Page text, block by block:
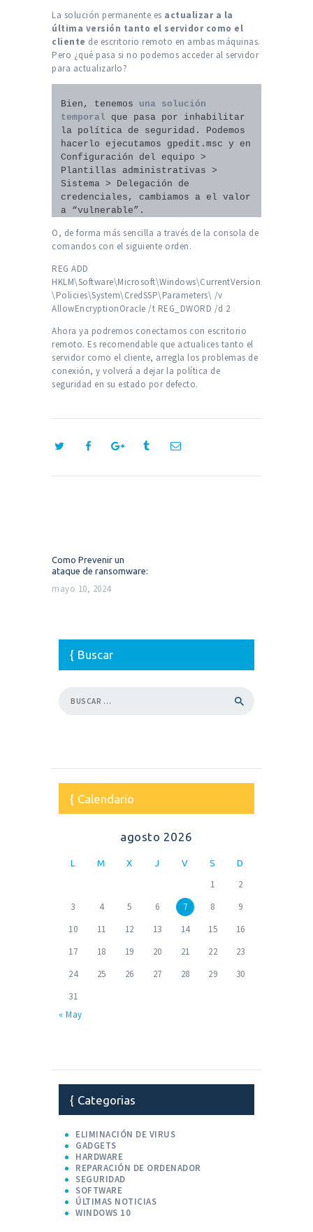
La solución permanente es actualizar a la
última versión tanto el servidor como el
cliente de escritorio remoto en ambas máquinas.
Pero ¿qué pasa si no podemos acceder al servidor
para actualizarlo?
Bien, tenemos una solución
temporal que pasa por inhabilitar
la política de seguridad. Podemos
hacerlo ejecutamos gpedit.msc y en
Configuración del equipo >
Plantillas administrativas >
Sistema > Delegación de
credenciales, cambiamos a el valor
a “vulnerable”.
O, de forma más sencilla a través de la consola de
comandos con el siguiente orden.
REG ADD
HKLM\Software\Microsoft\Windows\CurrentVersion
\Policies\System\CredSSP\Parameters\ /v
AllowEncryptionOracle /t REG_DWORD /d 2
Ahora ya podremos conectarnos con escritorio
remoto. Es recomendable que actualices tanto el
servidor como el cliente, arregla los problemas de
conexión, y volverá a dejar la política de
seguridad en su estado por defecto.
post:
Como Prevenir un
ataque de ransomware:
mayo 10, 2024
Buscar
Calendario
agosto 2026
L M X J V S D
1
2
3
4 5 6 7 8
9
10
11 12 13 14 15
16
17
18 19 20 21 22
23
24
25 26 27 28 29
30
31
« May
Categorias
ELIMINACIÓN DE VIRUS
GADGETS
HARDWARE
REPARACIÓN DE ORDENADOR
SEGURIDAD
SOFTWARE
ÚLTIMAS NOTICIAS
WINDOWS 10